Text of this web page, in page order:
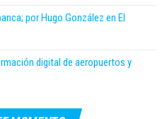
por Hugo González en El
digital de aeropuertos y